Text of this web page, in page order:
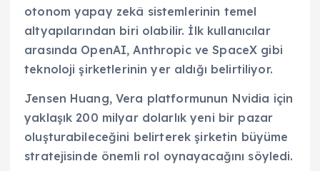
otonom yapay zekâ sistemlerinin temel
altyapılarından biri olabilir. İlk kullanıcılar
arasında OpenAI, Anthropic ve SpaceX gibi
teknoloji şirketlerinin yer aldığı belirtiliyor.
Jensen Huang, Vera platformunun Nvidia için
yaklaşık 200 milyar dolarlık yeni bir pazar
oluşturabileceğini belirterek şirketin büyüme
stratejisinde önemli rol oynayacağını söyledi.